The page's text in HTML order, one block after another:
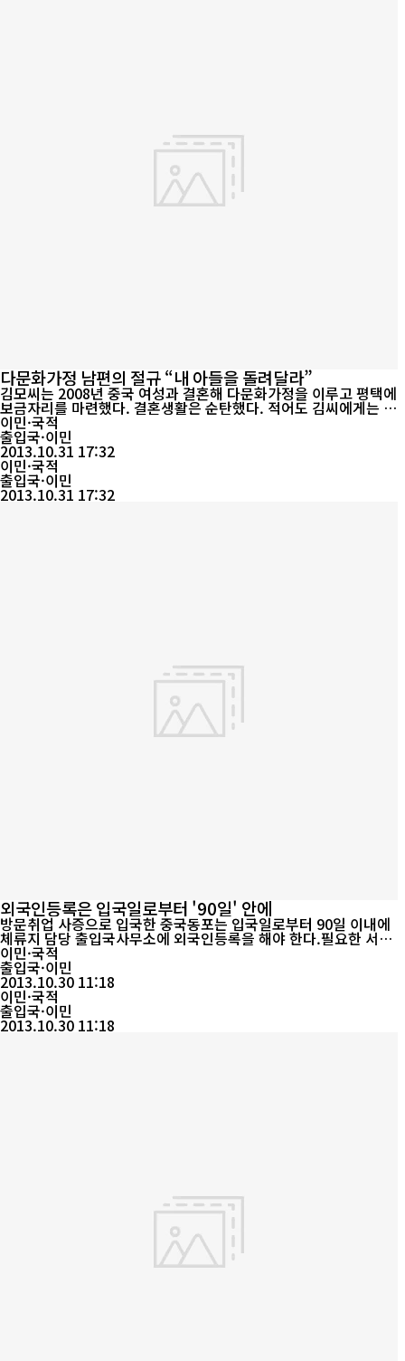
다문화가정 남편의 절규 “내 아들을 돌려달라”
김모씨는 2008년 중국 여성과 결혼해 다문화가정을 이루고 평택에
보금자리를 마련했다. 결혼생활은 순탄했다. 적어도 김씨에게는 그
랬다. 특히, 올해 세 살배기 아들은 김씨에게 삶의 이유가 돼 주었다.
그러한 아들을 선물해 준 아내를 김씨는 진심으로 사랑했다. 그러나
김씨는 더 이상 아들의 재롱을 볼 수 없게 됐다. 지난 8월 아내가 갑
자기 이혼소장만 남겨놓고 홀연히 사라졌기 때문이다. 사랑했던 아
내의 이유 없는 ...
이민·국적
출입국·이민
2013.10.31 17:32
이민·국적
출입국·이민
2013.10.31 17:32
외국인등록은 입국일로부터 '90일' 안에
방문취업 사증으로 입국한 중국동포는 입국일로부터 90일 이내에
체류지 담당 출입국사무소에 외국인등록을 해야 한다.필요한 서류
는 여권, 사진 2매, 외국인등록신청서, 수수료 등이다.유학생 부모의
경우에는 위의 서류 외에 자녀의 재학증명서와 외국인등록증 사본을
반드시 지참해야 한다.방문취업자는 외국인등록 시 법무부가 지정
한 병원에서 발급한 건강진단서를 반드시 제출해야 한다. 취업교육
시 받았던 건강진단은 ...
이민·국적
출입국·이민
2013.10.30 11:18
이민·국적
출입국·이민
2013.10.30 11:18